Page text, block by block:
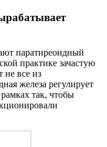
паратиреоидный
практике зачастую
не все из
железа регулирует
так, чтобы